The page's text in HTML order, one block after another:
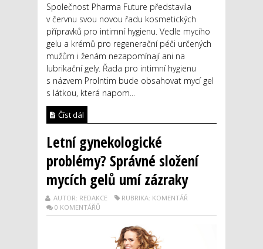
Společnost Pharma Future představila
v červnu svou novou řadu kosmetických
přípravků pro intimní hygienu. Vedle mycího
gelu a krémů pro regenerační péči určených
mužům i ženám nezapomínají ani na
lubrikační gely. Řada pro intimní hygienu
s názvem ProIntim bude obsahovat mycí gel
s látkou, která napom...
Číst dál
Letní gynekologické
problémy? Správné složení
mycích gelů umí zázraky
AUTOR: REDAKCE
RUBRIKA: KOMENTÁŘ
0 KOMENTÁŘŮ